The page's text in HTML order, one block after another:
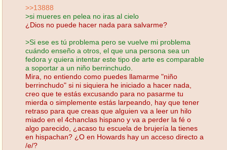
>>13888
>si mueres en pelea no iras al cielo
¿Dios no puede hacer nada para salvarme?
>Si ese es tú problema pero se vuelve mi problema
cuándo enseño a otros, el que una persona sea un
fedora y quiera intentar este tipo de arte es comparable
a soportar a un niño berrinchudo.
Mira, no entiendo como puedes llamarme "niño
berrinchudo" si ni siquiera he iniciado a hacer nada,
creo que te estás excusando para no pasarme tu
mierda o simplemente estás larpeando, hay que tener
retraso para que creas que alguien va a leer un hilo
miado en el 4chanclas hispano y va a perder la fé o
algo parecido, ¿acaso tu escuela de brujería la tienes
en hispachan? ¿O en Howards hay un acceso directo a
/e/?